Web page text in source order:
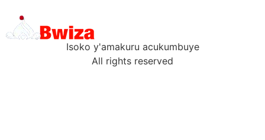
Isoko y'amakuru acukumbuye
All rights reserved